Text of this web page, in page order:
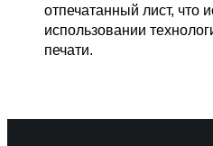
отпечатанный лист, что
использовании
печати.